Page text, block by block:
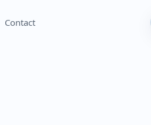
Contact